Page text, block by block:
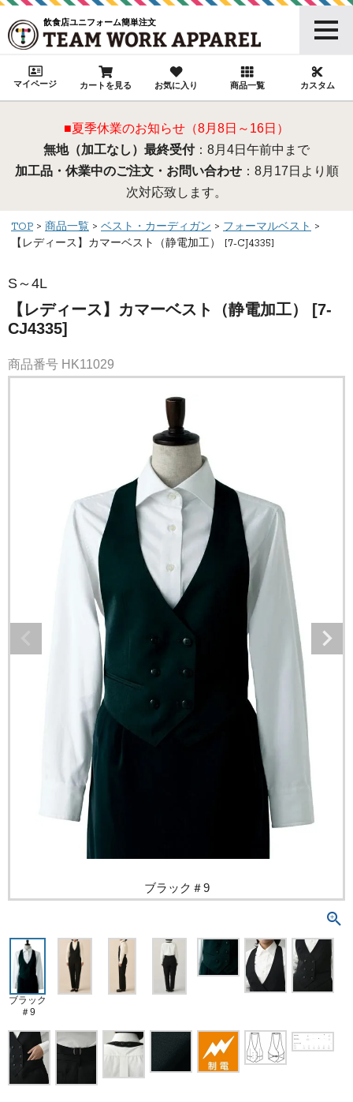
飲食店ユニフォーム簡単注文
マイページ カートを見る お気に入り 商品一覧 カスタム
■夏季休業のお知らせ（8月8日～16日）
無地（加工なし）最終受付：8月4日午前中まで
加工品・休業中のご注文・お問い合わせ：8月17日より順
次対応致します。
TOP 商品一覧 ベスト・カーディガン
フォーマルベスト
【レディース】カマーベスト（静電加工） [7-CJ4335]
S～4L
【レディース】カマーベスト（静電加工） [7-
CJ4335]
商品番号 HK11029
ブラック＃9
ブラック
＃9